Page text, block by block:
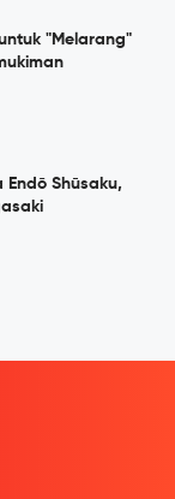
"Melarang"
Endō Shūsaku,